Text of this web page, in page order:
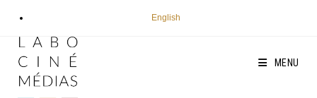
contenu
English
MENU